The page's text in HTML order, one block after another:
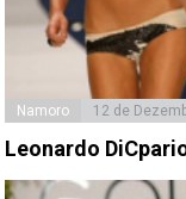
Namoro 12 de
Leonardo